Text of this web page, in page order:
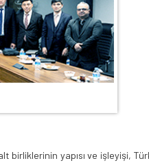
yapısı ve işleyişi,